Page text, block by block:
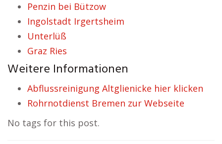
Penzin bei Bützow
Ingolstadt Irgertsheim
Unterlüß
Graz Ries
Weitere Informationen
Abflussreinigung Altglienicke hier klicken
Rohrnotdienst Bremen zur Webseite
No tags for this post.